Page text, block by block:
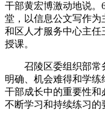
干部黄宏博激动地说。
堂，以信息公文写作
和区人才服务中心主任
授课。
召陵区委组织部常
明确、机会难得和学
干部成长中的重要性和
不断学习和持续练习的